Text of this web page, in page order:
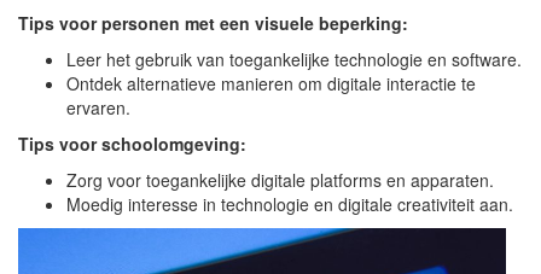
Tips voor personen met een visuele beperking:
Leer het gebruik van toegankelijke technologie en software.
Ontdek alternatieve manieren om digitale interactie te
ervaren.
Tips voor schoolomgeving:
Zorg voor toegankelijke digitale platforms en apparaten.
Moedig interesse in technologie en digitale creativiteit aan.